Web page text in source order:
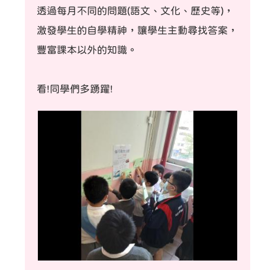
透過每月不同的問題(語文、文化、歷史等)，
激發學生的自學精神，讓學生主動尋找答案，
豐富課本以外的知識。
看!同學們多踴躍!